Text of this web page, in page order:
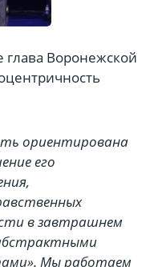
глава Воронежской
ориентирована
его
в завтрашнем
Мы работаем